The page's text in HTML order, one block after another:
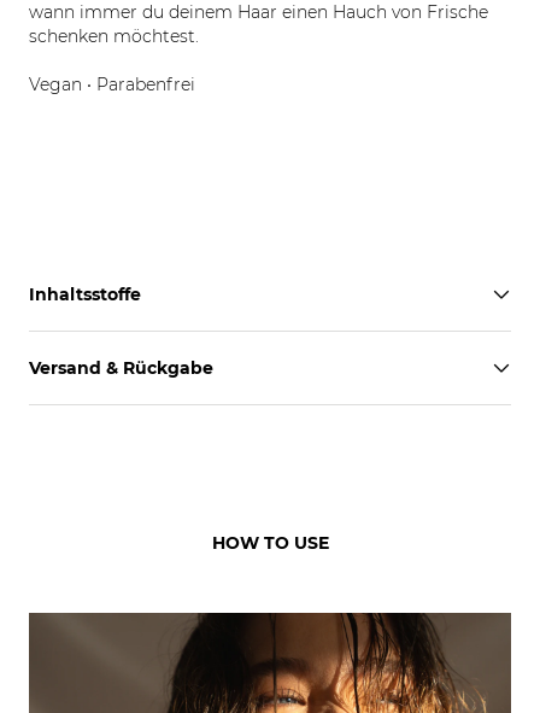
wann immer du deinem Haar einen Hauch von Frische
schenken möchtest.
Vegan • Parabenfrei
Inhaltsstoffe
Versand & Rückgabe
HOW TO USE